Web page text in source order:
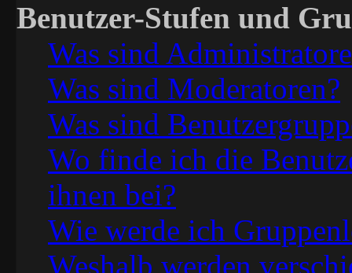
Benutzer-Stufen und
Was sind
Was sind Moderatoren?
Was sind
Wo finde ich die
ihnen bei?
Wie werde ich
Weshalb werden